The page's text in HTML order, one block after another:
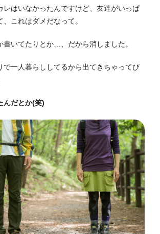
レはいなかったんですけど、友達がいっぱ
これはダメだなって。
書いてたりとか…、だから消しました。
で一人暮らししてるから出てきちゃってび
んだとか(笑)